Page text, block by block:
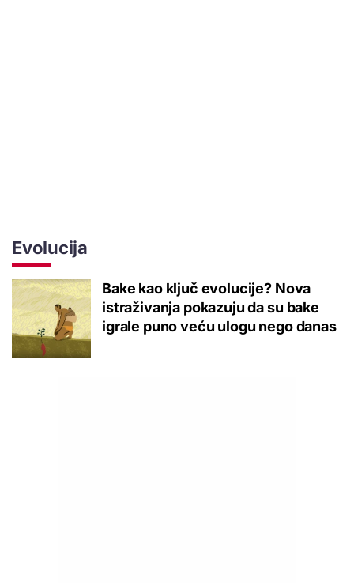
Evolucija
Bake kao ključ evolucije? Nova
istraživanja pokazuju da su bake
igrale puno veću ulogu nego danas